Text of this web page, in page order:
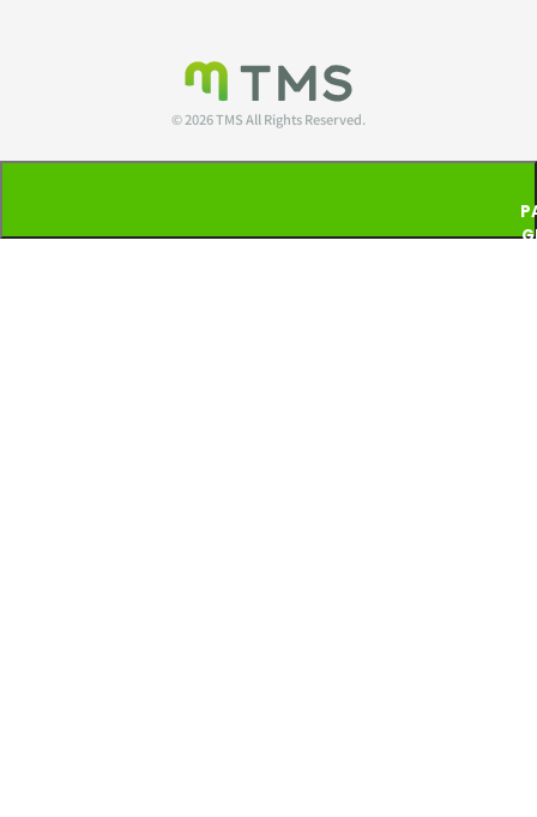
© 2026 TMS All Rights Reserved.